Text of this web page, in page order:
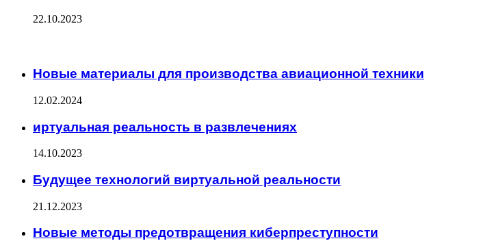
22.10.2023
Новые материалы для производства авиационной техники
12.02.2024
иртуальная реальность в развлечениях
14.10.2023
Будущее технологий виртуальной реальности
21.12.2023
Новые методы предотвращения киберпреступности